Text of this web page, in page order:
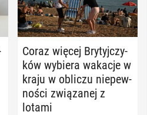
Coraz więcej Bry­tyj­czy­
ków wybiera wakacje w
kraju w obliczu nie­pew­
no­ści zwią­za­nej z
lotami